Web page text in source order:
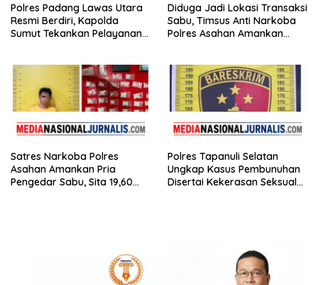
Polres Padang Lawas Utara
Resmi Berdiri, Kapolda
Sumut Tekankan Pelayanan
Diduga Jadi Lokasi Transaksi
Sabu, Timsus Anti Narkoba
Polres Asahan Amankan
Satres Narkoba Polres
Asahan Amankan Pria
Pengedar Sabu, Sita 19,60
Polres Tapanuli Selatan
Ungkap Kasus Pembunuhan
Disertai Kekerasan Seksual